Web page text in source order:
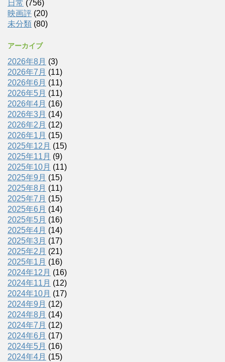
日常 (756)
映画評 (20)
未分類 (80)
アーカイブ
2026年8月 (3)
2026年7月 (11)
2026年6月 (11)
2026年5月 (11)
2026年4月 (16)
2026年3月 (14)
2026年2月 (12)
2026年1月 (15)
2025年12月 (15)
2025年11月 (9)
2025年10月 (11)
2025年9月 (15)
2025年8月 (11)
2025年7月 (15)
2025年6月 (14)
2025年5月 (16)
2025年4月 (14)
2025年3月 (17)
2025年2月 (21)
2025年1月 (16)
2024年12月 (16)
2024年11月 (12)
2024年10月 (17)
2024年9月 (12)
2024年8月 (14)
2024年7月 (12)
2024年6月 (17)
2024年5月 (16)
2024年4月 (15)